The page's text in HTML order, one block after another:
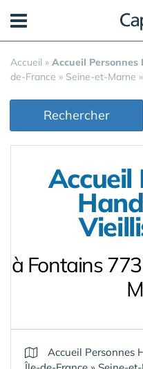
Accueil » Accueil
de-France » Seine-et-Marne »
Rechercher
Accueil
à Fontains
Accueil Personnes